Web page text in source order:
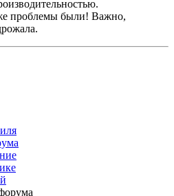
проблемы были! Важнo,